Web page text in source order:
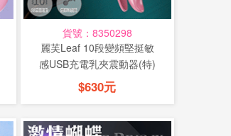
貨號：8350298
麗芙Leaf 10段變頻堅挺敏
感USB充電乳夾震動器(特)
$630元